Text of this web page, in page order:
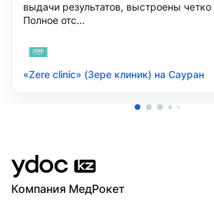
выдачи результатов, выстроены четко
Полное отс...
«Zere clinic» (Зере клиник) на Сауран
Компания МедРокет